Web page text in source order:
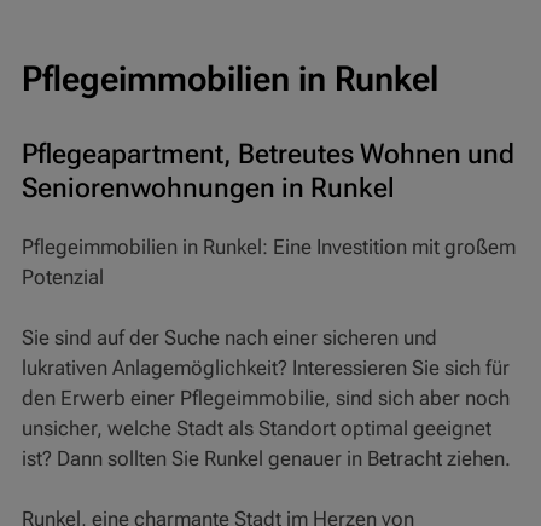
Pflegeimmobilien in Runkel
Pflegeapartment, Betreutes Wohnen und
Seniorenwohnungen in Runkel
Pflegeimmobilien in Runkel: Eine Investition mit großem
Potenzial
Sie sind auf der Suche nach einer sicheren und
lukrativen Anlagemöglichkeit? Interessieren Sie sich für
den Erwerb einer Pflegeimmobilie, sind sich aber noch
unsicher, welche Stadt als Standort optimal geeignet
ist? Dann sollten Sie Runkel genauer in Betracht ziehen.
Runkel, eine charmante Stadt im Herzen von